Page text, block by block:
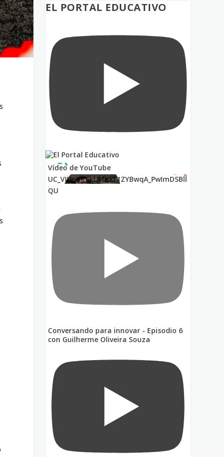
EL PORTAL EDUCATIVO
Vídeo de YouTube
UC_VIUnVRSkLAfKkF1ZYBwqA_PwImDSBll
QU
Conversando para innovar - Episodio 6
con Guilherme Oliveira Souza